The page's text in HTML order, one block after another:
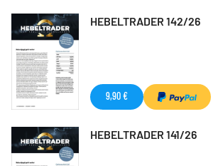
HEBELTRADER 142/26
9,90 €
HEBELTRADER 141/26